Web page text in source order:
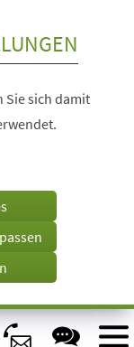
Sie sich damit